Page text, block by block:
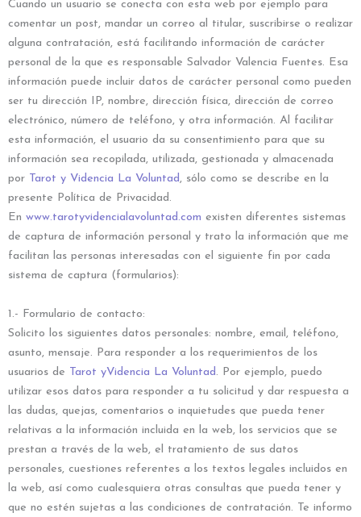
Cuando un usuario se conecta con esta web por ejemplo para
comentar un post, mandar un correo al titular, suscribirse o realizar
alguna contratación, está facilitando información de carácter
personal de la que es responsable Salvador Valencia Fuentes. Esa
información puede incluir datos de carácter personal como pueden
ser tu dirección IP, nombre, dirección física, dirección de correo
electrónico, número de teléfono, y otra información. Al facilitar
esta información, el usuario da su consentimiento para que su
información sea recopilada, utilizada, gestionada y almacenada
por Tarot y Videncia La Voluntad, sólo como se describe en la
presente Política de Privacidad.
En www.tarotyvidencialavoluntad.com existen diferentes sistemas
de captura de información personal y trato la información que me
facilitan las personas interesadas con el siguiente fin por cada
sistema de captura (formularios):
1.- Formulario de contacto:
Solicito los siguientes datos personales: nombre, email, teléfono,
asunto, mensaje. Para responder a los requerimientos de los
usuarios de Tarot yVidencia La Voluntad. Por ejemplo, puedo
utilizar esos datos para responder a tu solicitud y dar respuesta a
las dudas, quejas, comentarios o inquietudes que pueda tener
relativas a la información incluida en la web, los servicios que se
prestan a través de la web, el tratamiento de sus datos
personales, cuestiones referentes a los textos legales incluidos en
la web, así como cualesquiera otras consultas que pueda tener y
que no estén sujetas a las condiciones de contratación. Te informo